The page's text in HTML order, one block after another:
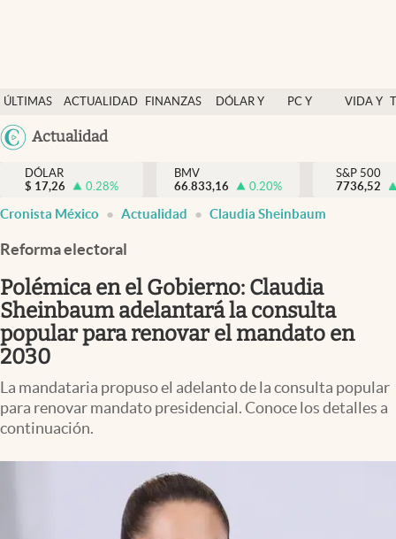
ÚLTIMAS
NOTICIAS
ACTUALIDAD
FINANZAS
DÓLAR Y
PC Y
VIDA Y
México
Actualidad
Actualidad
Finanzas y economía
Dólar y mercados
Pc y celular
Vida y estilo
Clima
DÓLAR
$ 17,26 0.28%
BMV
66.833,16
0.20%
S&P 500
7736,52
Cronista México Actualidad Claudia Sheinbaum
Reforma electoral
Polémica en el Gobierno: Claudia
Sheinbaum adelantará la consulta
popular para renovar el mandato en
2030
La mandataria propuso el adelanto de la consulta popular
para renovar mandato presidencial. Conoce los detalles a
continuación.